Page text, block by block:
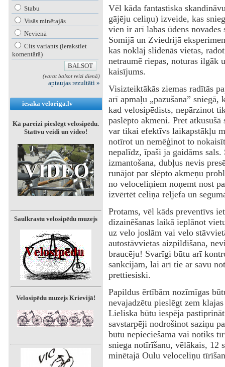
Stabu
Visās minētajās
Nevienā
Cits variants (ierakstiet
komentārā)
(varat balsot reizi dienā)
aptaujas rezultāti »
iesaka veloriga.lv
Kā pareizi pieslēgt velosipēdu.
Statīvu veidi un video!
Saulkrastu velosipēdu muzejs
Velosipēdu muzejs Krievijā!
‌Vēl kāda fantastiska
gājēju celiņu) izveide, kas
vien ir arī labas ūdens novades
Somijā un Zviedrijā
kas noklāj slidenās vietas,
netraumē riepas, noturas ilgāk
kaisījums.
‌Visizteiktākās ziemas radītās
arī apmaļu „pazušana” sniegā,
kad velosipēdists, nepārzinot
paslēpto akmeni. Pret
var tikai efektīvs laikapstākļu
notīrot un nemēģinot to
nepalīdz, īpaši ja gaidāms
izmantošana, dubļus nevis
runājot par slēpto akmeņu
no veloceliņiem noņemt nost
izvērtēt celiņa reljefa un
‌Protams, vēl kāds preventīvs
dizainēšanas laikā ieplānot
uz velo joslām vai velo
autostāvvietas aizpildīšana,
braucēju! Svarīgi būtu arī
sankcijām, lai arī tie ar savu
prettiesiski.
‌Papildus ērtībām nozīmīgas
nevajadzētu pieslēgt zem
Lieliska būtu iespēja
savstarpēji nodrošinot saziņu
būtu nepieciešama vai notiks
sniega notīrīšanu, vēlākais, 12
minētajā Oulu veloceliņu